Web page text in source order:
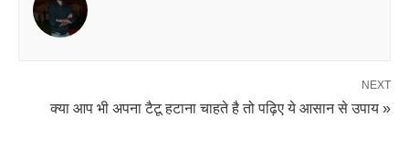
NEXT
क्या आप भी अपना टैटू हटाना चाहते है तो पढ़िए ये आसान से उपाय »